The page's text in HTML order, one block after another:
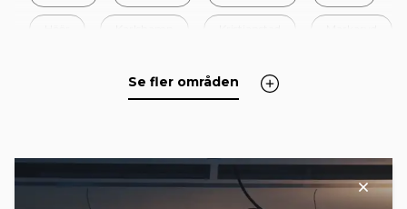
Tomelilla Älmhult
Se fler områden